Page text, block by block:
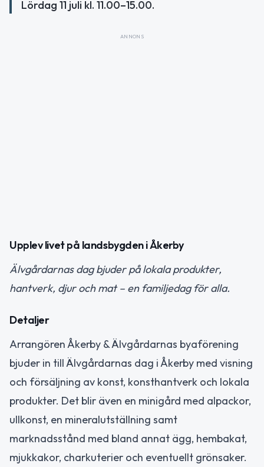
Lördag 11 juli kl. 11.00–15.00.
ANNONS
Upplev livet på landsbygden i Åkerby
Älvgårdarnas dag bjuder på lokala produkter,
hantverk, djur och mat – en familjedag för alla.
Detaljer
Arrangören Åkerby & Älvgårdarnas byaförening
bjuder in till Älvgårdarnas dag i Åkerby med visning
och försäljning av konst, konsthantverk och lokala
produkter. Det blir även en minigård med alpackor,
ullkonst, en mineralutställning samt
marknadsstånd med bland annat ägg, hembakat,
mjukkakor, charkuterier och eventuellt grönsaker.